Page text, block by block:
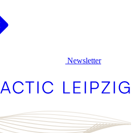
Newsletter